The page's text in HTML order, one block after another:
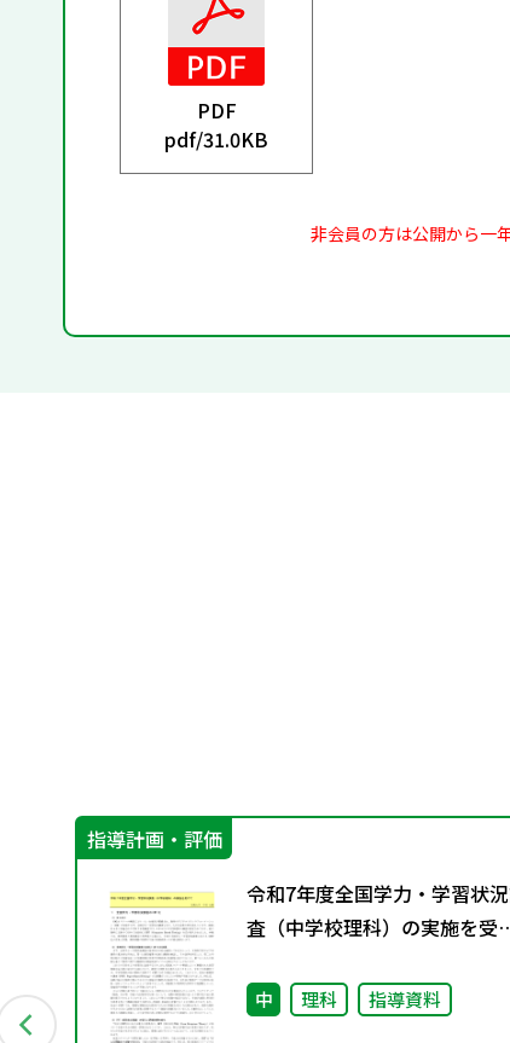
PDF
pdf/31.0KB
非会員の方は公開から一
指導計画・評価
令和7年度全国学力・学習状
査（中学校理科）の実施を受
中 理科 指導資料